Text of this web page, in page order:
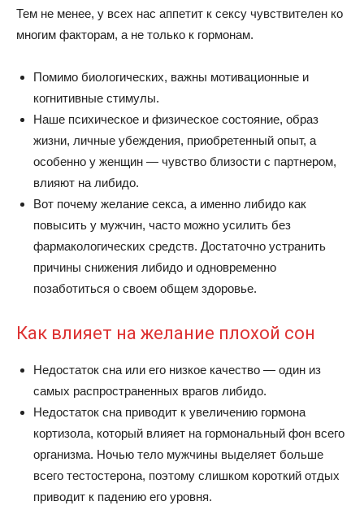
Тем не менее, у всех нас аппетит к сексу чувствителен ко
многим факторам, а не только к гормонам.
Помимо биологических, важны мотивационные и
когнитивные стимулы.
Наше психическое и физическое состояние, образ
жизни, личные убеждения, приобретенный опыт, а
особенно у женщин — чувство близости с партнером,
влияют на либидо.
Вот почему желание секса, а именно либидо как
повысить у мужчин, часто можно усилить без
фармакологических средств. Достаточно устранить
причины снижения либидо и одновременно
позаботиться о своем общем здоровье.
Как влияет на желание плохой сон
Недостаток сна или его низкое качество — один из
самых распространенных врагов либидо.
Недостаток сна приводит к увеличению гормона
кортизола, который влияет на гормональный фон всего
организма. Ночью тело мужчины выделяет больше
всего тестостерона, поэтому слишком короткий отдых
приводит к падению его уровня.